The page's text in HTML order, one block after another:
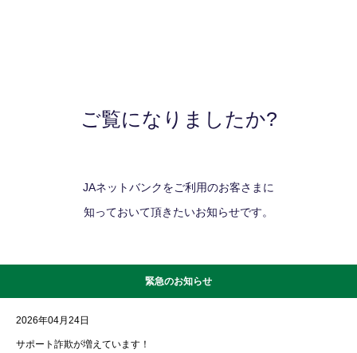
ご覧になりましたか?
JAネットバンクをご利用のお客さまに
知っておいて頂きたいお知らせです。
緊急のお知らせ
2026年04月24日
サポート詐欺が増えています！